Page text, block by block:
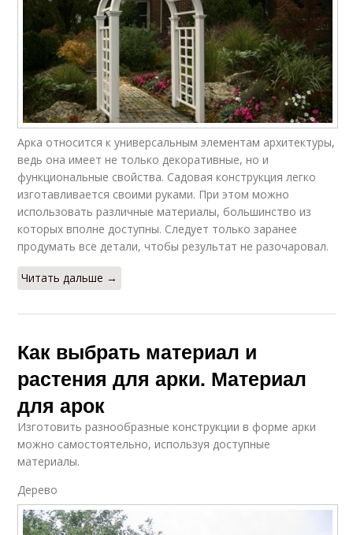
Арка относится к универсальным элементам архитектуры,
ведь она имеет не только декоративные, но и
функциональные свойства. Садовая конструкция легко
изготавливается своими руками. При этом можно
использовать различные материалы, большинство из
которых вполне доступны. Следует только заранее
продумать все детали, чтобы результат не разочаровал.
Читать дальше →
Как выбрать материал и
растения для арки. Материал
для арок
Изготовить разнообразные конструкции в форме арки
можно самостоятельно, используя доступные
материалы.
Дерево